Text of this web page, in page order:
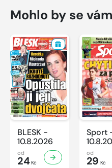
Mohlo by se
BLESK -
10.8.2026
od
24Kč
Sport
od
29 Kč